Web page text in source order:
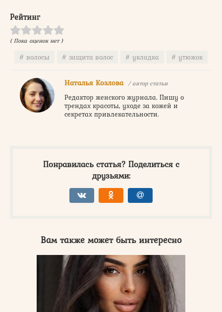
Рейтинг
( Пока оценок нет )
волосы защита волос укладка утюжок
Наталья Козлова / автор статьи
Редактор женского журнала. Пишу о
трендах красоты, уходе за кожей и
секретах привлекательности.
Понравилась статья? Поделиться с
друзьями:
Вам также может быть интересно